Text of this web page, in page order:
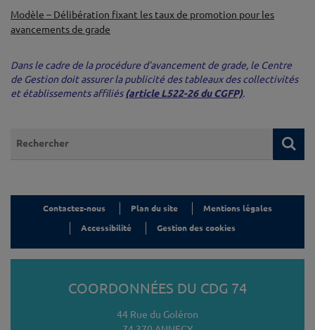
Modèle – Délibération fixant les taux de promotion pour les
avancements de grade
Dans le cadre de la procédure d’avancement de grade, le Centre
de Gestion doit assurer la publicité des tableaux des collectivités
et établissements affiliés(article L522-26 du CGFP).
Contactez-nous Plan du site Mentions légales
Accessibilité Gestion des cookies
COORDONNÉES DU CDG 74
44 Rue du Goléron